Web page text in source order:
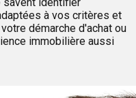
à vos critères et
démarche d'achat ou
immobilière aussi